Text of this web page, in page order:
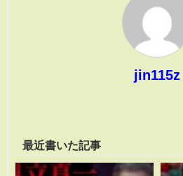
jin115z
最近書いた記事